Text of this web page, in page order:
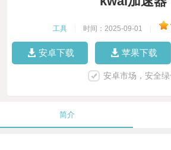
工具 时间：2025-09-01
安卓下载 苹果下载
安卓市场，安全
简介